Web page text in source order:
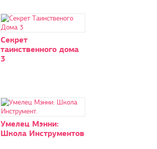
Секрет
таинственного дома
3
Умелец Мэнни:
Школа Инструментов